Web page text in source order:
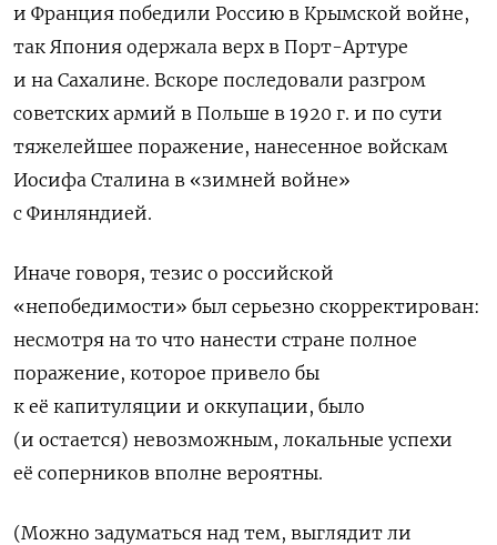
и Франция победили Россию в Крымской войне,
так Япония одержала верх в Порт-Артуре
и на Сахалине. Вскоре последовали разгром
советских армий в Польше в 1920 г. и по сути
тяжелейшее поражение, нанесенное войскам
Иосифа Сталина в «зимней войне»
с Финляндией.
Иначе говоря, тезис о российской
«непобедимости» был серьезно скорректирован:
несмотря на то что нанести стране полное
поражение, которое привело бы
к её капитуляции и оккупации, было
(и остается) невозможным, локальные успехи
её соперников вполне вероятны.
(Можно задуматься над тем, выглядит ли